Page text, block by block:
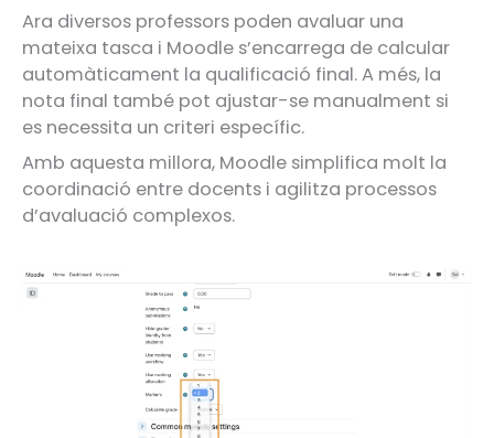
Ara diversos professors poden avaluar una
mateixa tasca i Moodle s’encarrega de calcular
automàticament la qualificació final. A més, la
nota final també pot ajustar-se manualment si
es necessita un criteri específic.
Amb aquesta millora, Moodle simplifica molt la
coordinació entre docents i agilitza processos
d’avaluació complexos.